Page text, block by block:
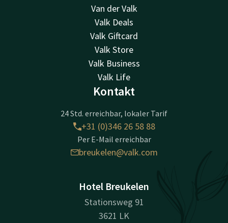
Van der Valk
Valk Deals
Valk Giftcard
Valk Store
Valk Business
Valk Life
Kontakt
24 Std. erreichbar, lokaler Tarif
+31 (0)346 26 58 88
Per E-Mail erreichbar
breukelen@valk.com
Hotel Breukelen
Stationsweg 91
3621 LK